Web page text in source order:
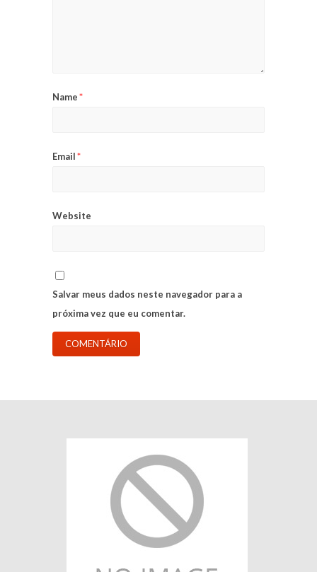
Name*
Email*
Website
Salvar meus dados neste navegador para a
próxima vez que eu comentar.